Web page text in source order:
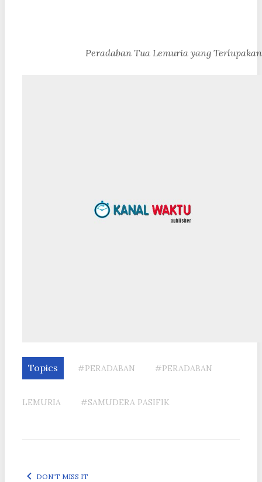
Peradaban Tua Lemuria yang Terlupakan
Topics #PERADABAN #PERADABAN
LEMURIA #SAMUDERA PASIFIK
DON'T MISS IT